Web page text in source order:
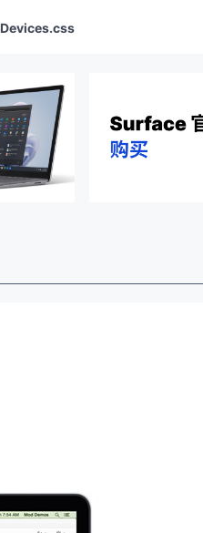
Devices.css